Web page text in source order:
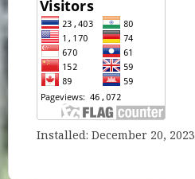
Installed: December 20, 2023